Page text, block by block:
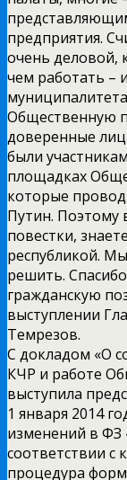
предприятия.
очень деловой,
чем работать –
Общественную
доверенные
были
площадках
которые
Путин. Поэтому
повестки,
республикой.
решить.
гражданскую
выступлении
Темрезов.
С докладом «О
КЧР и работе
выступила
1 января 2014
изменений в ФЗ
соответствии с
процедура